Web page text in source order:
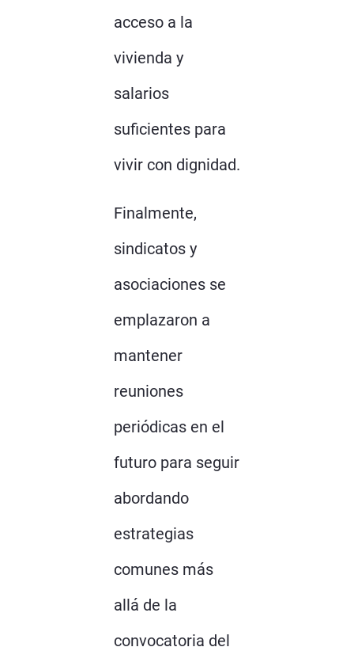
acceso a la
vivienda y
salarios
suficientes para
vivir con dignidad.
Finalmente,
sindicatos y
asociaciones se
emplazaron a
mantener
reuniones
periódicas en el
futuro para seguir
abordando
estrategias
comunes más
allá de la
convocatoria del